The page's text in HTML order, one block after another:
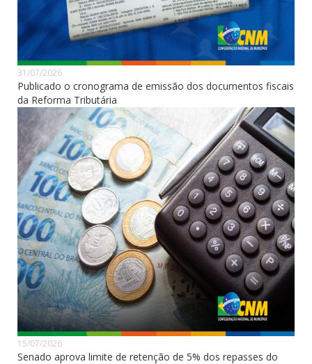
31/07/2026
Publicado o cronograma de emissão dos documentos fiscais
da Reforma Tributária
15/07/2026
Senado aprova limite de retenção de 5% dos repasses do